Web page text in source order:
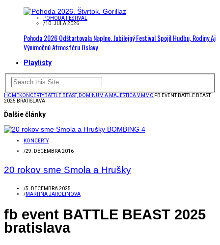
POHODA FESTIVAL
/10. JÚLA 2026
Pohoda 2026 Odštartovala Naplno. Jubilejný Festival Spojil Hudbu, Rodiny Aj
Výnimočnú Atmosféru Oslavy
Playlisty
HOMEKONCERTYBATTLE BEAST, DOMINUM A MAJESTICA V MMC FB EVENT BATTLE BEAST
2025 BRATISLAVA
Ďalšie články
KONCERTY
/29. DECEMBRA 2016
20 rokov sme Smola a Hrušky
/5. DECEMBRA 2025
/MARTINA JAROLINOVA
fb event BATTLE BEAST 2025
bratislava